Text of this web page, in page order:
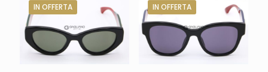
IN OFFERTA IN OFFERTA